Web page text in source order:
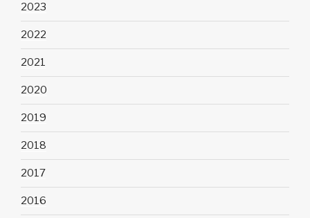
2023
2022
2021
2020
2019
2018
2017
2016